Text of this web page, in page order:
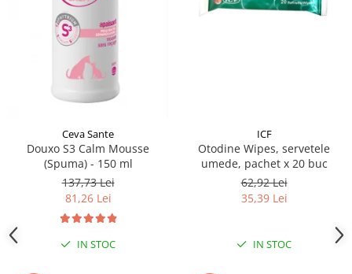
Ceva Sante
Douxo S3 Calm Mousse
(Spuma) - 150 ml
137,73 Lei
81,26 Lei
IN STOC
ICF
Otodine Wipes, servetele
umede, pachet x 20 buc
62,92 Lei
35,39 Lei
IN STOC